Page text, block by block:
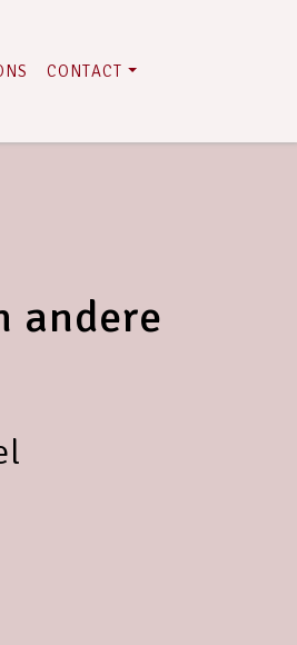
CONTACT
andere